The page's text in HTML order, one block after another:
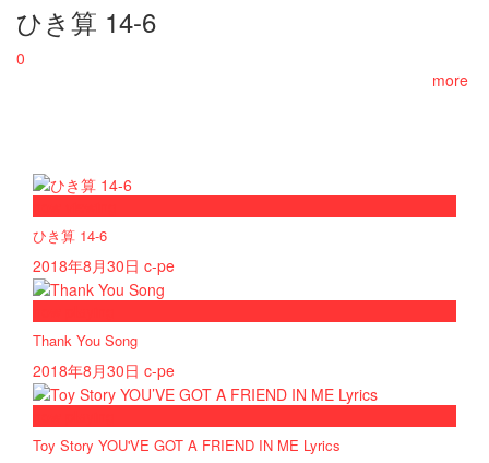
ひき算 14-6
0
more
ひき算 14-6
2018年8月30日 c-pe
Thank You Song
2018年8月30日 c-pe
Toy Story YOU'VE GOT A FRIEND IN ME Lyrics